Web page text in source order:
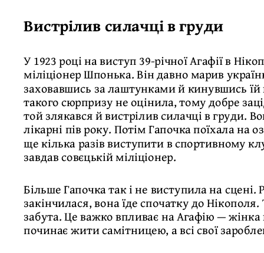
Вистрілив силачці в груди
У 1923 році на виступ 39-річної Агафії в
міліціонер Шпонька. Він давно марив
заховавшись за лаштунками й кинувшись їй
такого сюрпризу не оцінила, тому добре
той злякався й вистрілив силачці в груди.
лікарні пів року. Потім Гапочка поїхала на
ще кілька разів виступити в спортивному
завдав совєцькій міліціонер.
Більше Гапочка так і не виступила на
закінчилася, вона їде спочатку до
забута. Це важко впливає на Агафію —
починає жити самітницею, а всі свої